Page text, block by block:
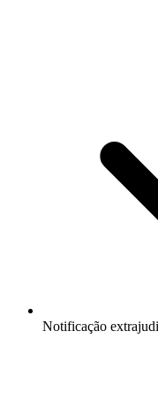
Notificação